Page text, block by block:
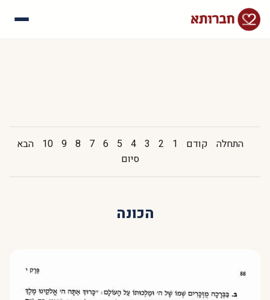
התחלה קודם 1
2
3
4
5
6
7
8
9
10
הבא
סיום
הכונה